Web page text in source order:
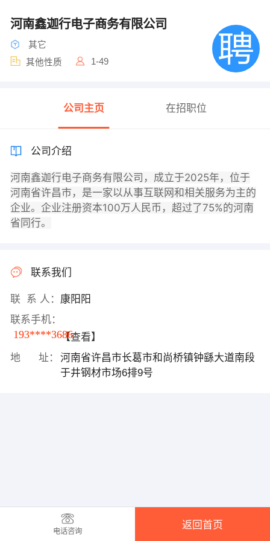
河南鑫迦行电子商务有限公司
其它
其他性质
1-49
公司主页 在招职位
公司介绍
河南鑫迦行电子商务有限公司，成立于2025年，位于
河南省许昌市，是一家以从事互联网和相关服务为主的
企业。企业注册资本100万人民币，超过了75%的河南
省同行。
联系我们
联 系 人： 康阳阳
联系手机：
193****3686【查看】
地 址：
河南省许昌市长葛市和尚桥镇钟繇大道南段
于井钢材市场6排9号
电话咨询
返回首页